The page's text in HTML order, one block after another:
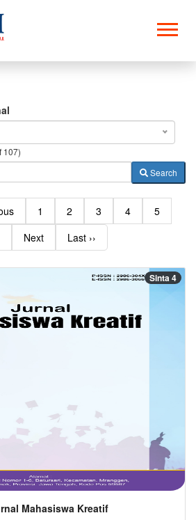
107)
Search
1 2 3 4
5
Next Last ››
Sinta 4
Mahasiswa Kreatif